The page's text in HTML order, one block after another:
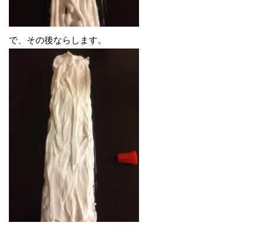
で、その後ならします。